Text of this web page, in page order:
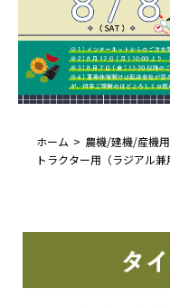
ホーム
農機/建機/産機
トラクター用（ラジアル兼